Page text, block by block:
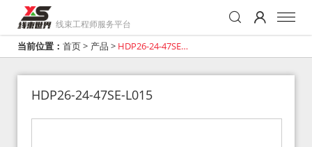
线束工程师服务平台
当前位置： 首页> 产品 > HDP26-24-47SE-
HDP26-24-47SE-L015